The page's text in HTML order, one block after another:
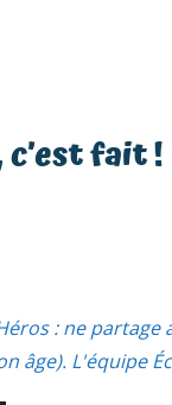
c’est fait
: ne
âge). L'équipe